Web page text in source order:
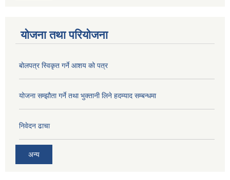
योजना तथा परियोजना
बोलपत्र स्विकृत गर्ने आशय को पत्र
योजना सम्झौता गर्ने तथा भुक्तानी लिने हदम्याद सम्बन्धमा
निवेदन ढाचा
अन्य